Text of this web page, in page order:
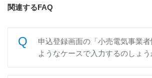
関連するFAQ
申込登録画面の「小売電気事業
ようなケースで入力するのしょう